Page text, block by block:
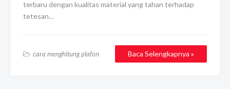
terbaru dengan kualitas material yang tahan terhadap
tetesan…
cara menghitung plafon Baca Selengkapnya »